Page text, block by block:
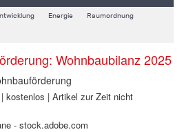
Energie Raumordnung
Wohnbaubilanz 2025
kostenlos | Artikel zur Zeit nicht
- stock.adobe.com